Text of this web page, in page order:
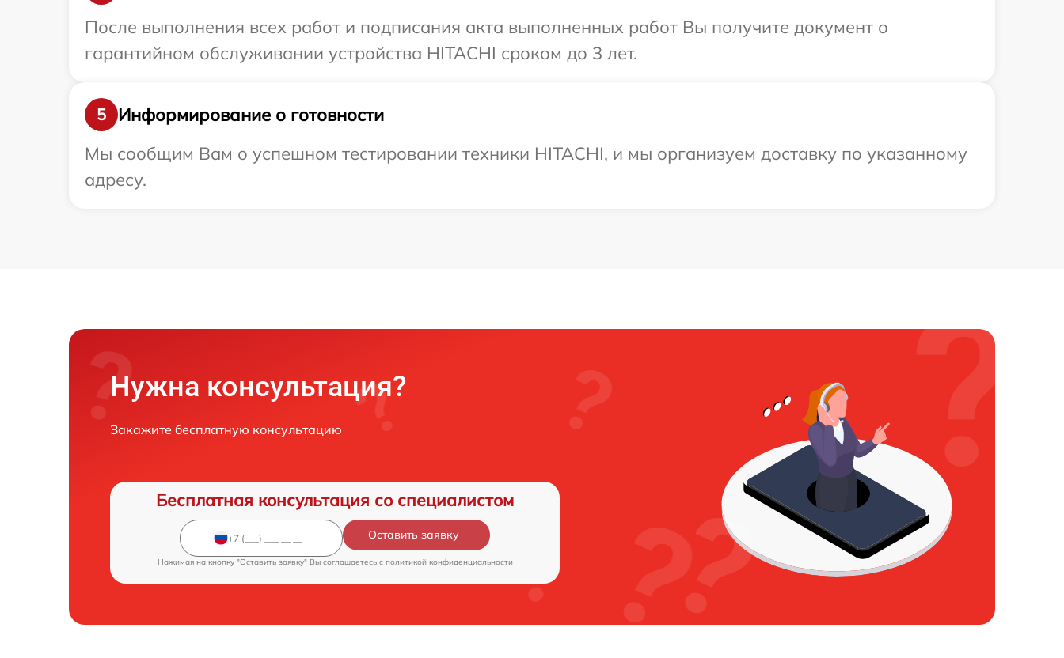
После выполнения всех работ и подписания акта выполненных работ Вы получите документ о
гарантийном обслуживании устройства HITACHI сроком до 3 лет.
5
Информирование о готовности
Мы сообщим Вам о успешном тестировании техники HITACHI, и мы организуем доставку по указанному
адресу.
Нужна консультация?
Закажите бесплатную консультацию
Бесплатная консультация со специалистом
Оставить заявку
Нажимая на кнопку "Оставить заявку" Вы соглашаетесь c политикой конфиденциальности